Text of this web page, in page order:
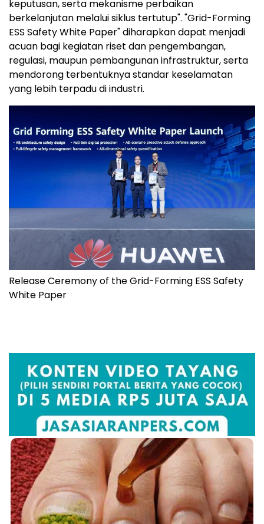
keputusan, serta mekanisme perbaikan
berkelanjutan melalui siklus tertutup". "Grid-Forming
ESS Safety White Paper" diharapkan dapat menjadi
acuan bagi kegiatan riset dan pengembangan,
regulasi, maupun pembangunan infrastruktur, serta
mendorong terbentuknya standar keselamatan
yang lebih terpadu di industri.
Release Ceremony of the Grid-Forming ESS Safety
White Paper